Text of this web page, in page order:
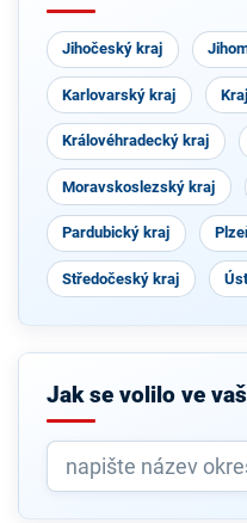
Jihočeský kraj
Karlovarský kraj
Královéhradecký kraj
Moravskoslezský kraj
Pardubický kraj
Středočeský kraj
Jak se volilo ve